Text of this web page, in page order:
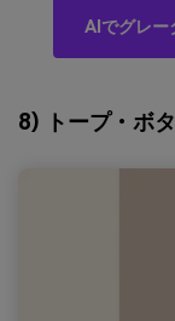
AIでグレー
8) トープ・ボ